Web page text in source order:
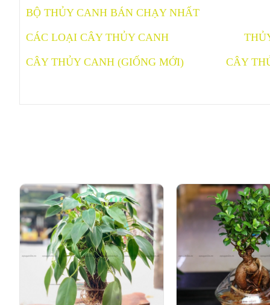
BỘ THỦY CANH BÁN CHẠY NHẤT
CÁC LOẠI CÂY THỦY CANH
CÂY THỦY CANH (GIỐNG MỚI) CÂY